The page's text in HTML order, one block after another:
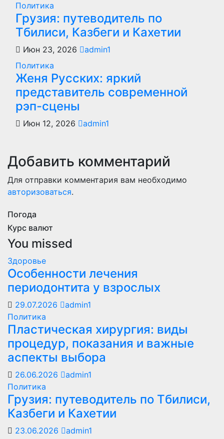
Политика
Грузия: путеводитель по
Тбилиси, Казбеги и Кахетии
Июн 23, 2026
admin1
Политика
Женя Русских: яркий
представитель современной
рэп-сцены
Июн 12, 2026 admin1
Добавить комментарий
Для отправки комментария вам необходимо
авторизоваться.
Погода
Курс валют
You missed
Здоровье
Особенности лечения
периодонтита у взрослых
29.07.2026
admin1
Политика
Пластическая хирургия: виды
процедур, показания и важные
аспекты выбора
26.06.2026
admin1
Политика
Грузия: путеводитель по Тбилиси,
Казбеги и Кахетии
23.06.2026
admin1